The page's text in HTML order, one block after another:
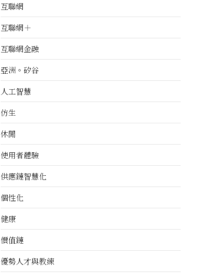
互聯網
互聯網＋
互聯網金融
亞洲。矽谷
人工智慧
仿生
休閒
使用者體驗
供應鏈智慧化
個性化
健康
價值鏈
優勢人才與教練